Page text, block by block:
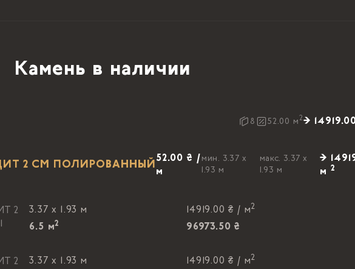
Камень в наличии
8 52.00 м2→
2 СМ ПОЛИРОВАННЫЙ
52.00 ₴ /
м
мин. 3.37 x
1.93 м
макс. 3.37 x
1.93 м
→
м2
2
3.37 x 1.93 м
6.5 м2
14919.00 ₴ / м2
96973.50 ₴
2
3.37 x 1.93 м
14919.00 ₴ / м2